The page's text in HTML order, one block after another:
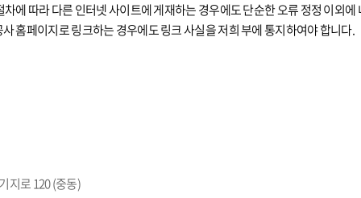
에 따라 다른 인터넷 사이트에 게재하는 경우에도 단순한 오류 정정 이외
홈페이지로 링크하는 경우에도 링크 사실을 저희 부에 통지하여야 합니다.
지로 120 (중동)